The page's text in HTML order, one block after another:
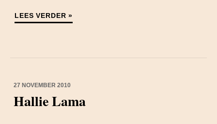
LEES VERDER »
27 NOVEMBER 2010
Hallie Lama